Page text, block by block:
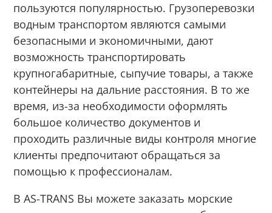
пользуются популярностью. Грузоперевозки
водным транспортом являются самыми
безопасными и экономичными, дают
возможность транспортировать
крупногабаритные, сыпучие товары, а также
контейнеры на дальние расстояния. В то же
время, из-за необходимости оформлять
большое количество документов и
проходить различные виды контроля многие
клиенты предпочитают обращаться за
помощью к профессионалам.
В AS-TRANS Вы можете заказать морские